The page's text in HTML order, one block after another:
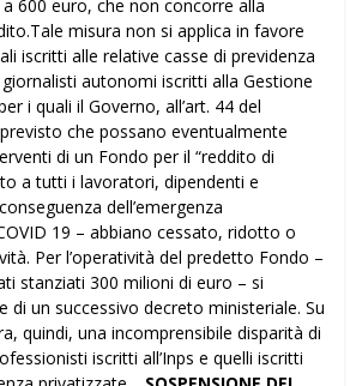
600 euro, che non concorre alla
misura non si applica in favore
iscritti alle relative casse di previdenza
autonomi iscritti alla Gestione
i quali il Governo, all’art. 44 del
che possano eventualmente
di un Fondo per il “reddito di
a tutti i lavoratori, dipendenti e
dell’emergenza
19 – abbiano cessato, ridotto o
Per l’operatività del predetto Fondo –
stanziati 300 milioni di euro – si
di un successivo decreto ministeriale. Su
quindi, una incomprensibile disparità di
iscritti all’Inps e quelli iscritti